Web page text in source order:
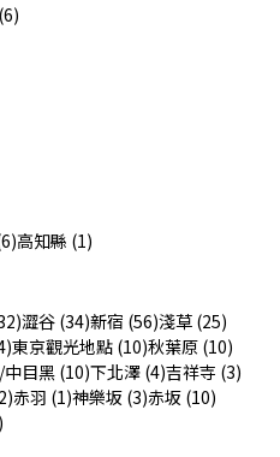
高知縣 (1)
澀谷 (34)新宿 (56)淺草 (25)
東京觀光地點 (10)秋葉原 (10)
目黑 (10)下北澤 (4)吉祥寺 (3)
赤羽 (1)神樂坂 (3)赤坂 (10)